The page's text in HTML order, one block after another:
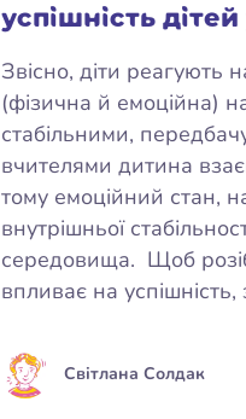
успішність
Звісно, діти реагують
(фізична й емоційна)
стабільними,
вчителями дитина
тому емоційний стан,
внутрішньої
середовища. Щоб
впливає на успішність,
Світлана Солдак